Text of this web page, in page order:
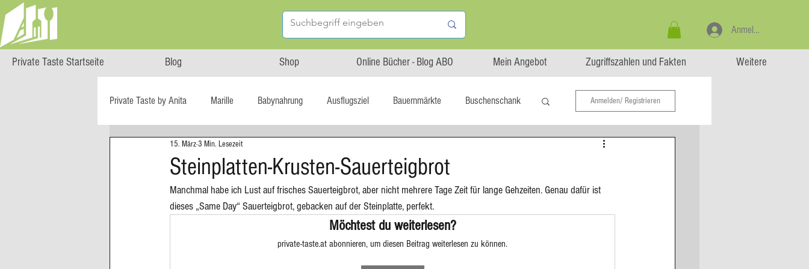
Private Taste Startseite Blog Shop Online Bücher - Blog ABO Mein Angebot Zugriffszahlen und Fakten Weitere
Anmelden
Private Taste by Anita Marille Babynahrung Ausflugsziel Bauernmärkte Buschenschank
Cooking Class HERZGENUSS
Reise-Blog Regional statt global Startup Asiatische Küche Aufstrich
Blätterteig Blechkuchen Brot Biskuit Burger
Anmelden/ Registrieren
Steinplatten-Krusten-Sauerteigbrot
15. März3 Min. Lesezeit
Manchmal habe ich Lust auf frisches Sauerteigbrot, aber nicht mehrere Tage Zeit für lange Gehzeiten. Genau dafür ist
dieses „Same Day“ Sauerteigbrot, gebacken auf der Steinplatte, perfekt.
Möchtest du weiterlesen?
private-taste.at abonnieren, um diesen Beitrag weiterlesen zu können.